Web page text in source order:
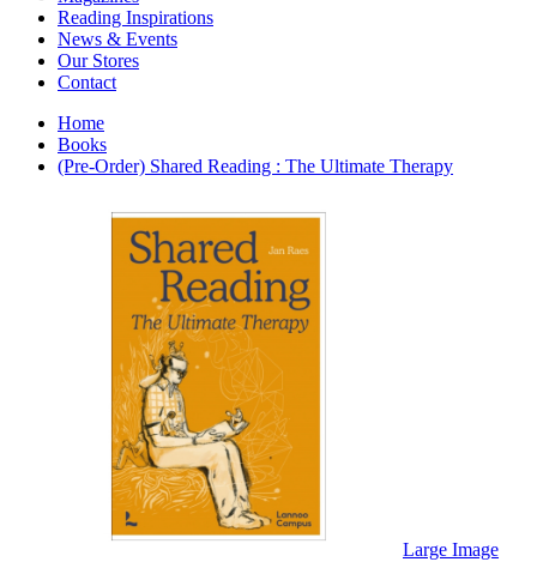
Japanese Stories
Jewelry & Watches
Lifestyle
Literary
Literary Essays
Literature
Magazines
management
Myth & Legend Told As Fiction
Natural History Books
Non Fiction Classic
Penguin Classics
Personal Development
Photography
Picture Books
Plants in Biological Sciences
Pop Culture Art
Product Design
Psychology
Reference
Sales & Marketing
Reading Inspirations
News & Events
Our Stores
Contact
Home
Books
(Pre-Order) Shared Reading : The Ultimate Therapy
Large Image